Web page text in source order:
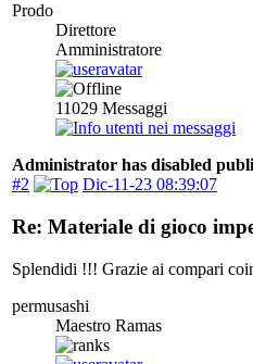
Prodo
Direttore
Amministratore
11029 Messaggi
Administrator has disabled
#2
Dic-11-23 08:39:07
Re: Materiale di gioco
Splendidi !!! Grazie ai compari
permusashi
Maestro Ramas